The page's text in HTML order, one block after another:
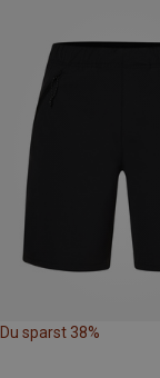
Du sparst 38%